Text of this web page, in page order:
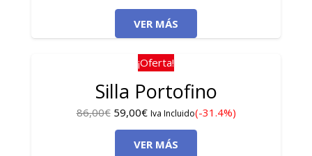
precio
original
era:
79,00€.
precio
actual
es:
57,00€.
VER MÁS
¡Oferta!
Silla Portofino
86,00€ El
precio
original
59,00€El
precio
actual
Iva Incluido(-31.4%)
VER MÁS